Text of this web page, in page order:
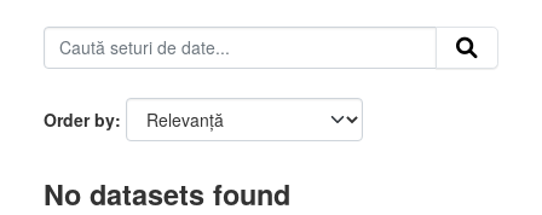
Order by
No datasets found